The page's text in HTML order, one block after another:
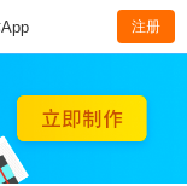
注册